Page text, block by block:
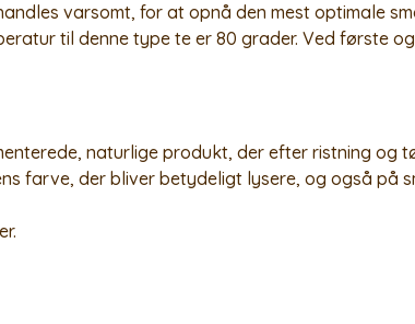
varsomt, for at opnå den mest optimale
til denne type te er 80 grader. Ved første
naturlige produkt, der efter ristning og
farve, der bliver betydeligt lysere, og også på